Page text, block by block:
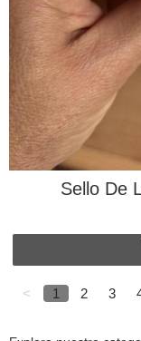
Sello De
< 1 2 3